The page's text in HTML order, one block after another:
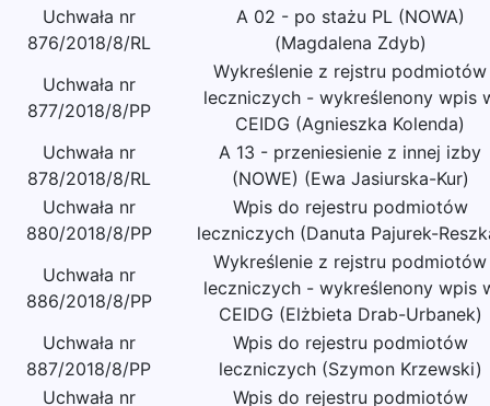
Uchwała nr
876/2018/8/RL
A 02 - po stażu PL (NOWA)
(Magdalena Zdyb)
Uchwała nr
877/2018/8/PP
Wykreślenie z rejstru podmiotów
leczniczych - wykreślenony wpis
CEIDG (Agnieszka Kolenda)
Uchwała nr
878/2018/8/RL
A 13 - przeniesienie z innej izby
(NOWE) (Ewa Jasiurska-Kur)
Uchwała nr
880/2018/8/PP
Wpis do rejestru podmiotów
leczniczych (Danuta Pajurek-
Uchwała nr
886/2018/8/PP
Wykreślenie z rejstru podmiotów
leczniczych - wykreślenony wpis
CEIDG (Elżbieta Drab-Urbanek)
Uchwała nr
887/2018/8/PP
Wpis do rejestru podmiotów
leczniczych (Szymon Krzewski)
Uchwała nr
Wpis do rejestru podmiotów